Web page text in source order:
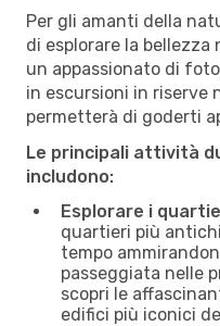
Per gli amanti della
di esplorare la
un appassionato di
in escursioni in riserve
permetterà di goderti
Le principali attività
includono:
Esplorare i
quartieri più
tempo
passeggiata nelle
scopri le
edifici più iconici